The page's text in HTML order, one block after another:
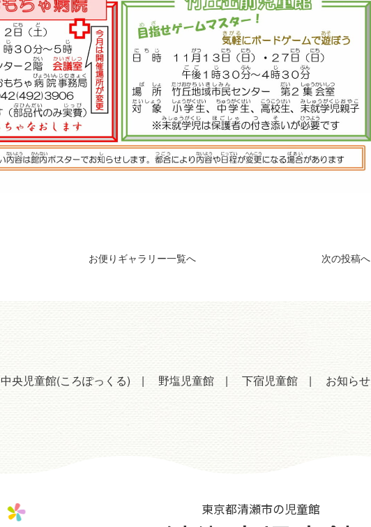
お便りギャラリー一覧へ 次の投稿へ
中央児童館(ころぽっくる) 野塩児童館 下宿児童館 お知らせ
東京都清瀬市の児童館